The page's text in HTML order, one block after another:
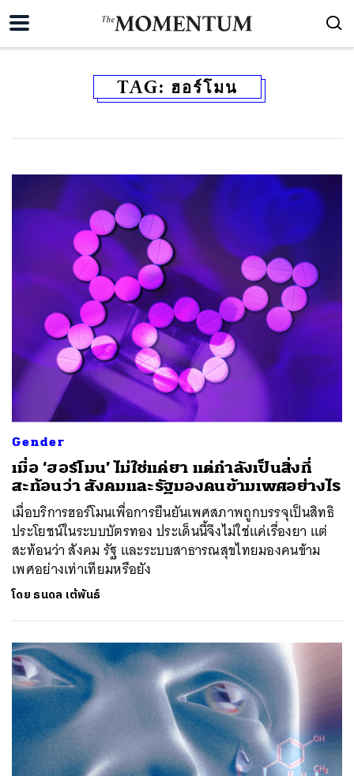
TAG: ฮอร์โมน
Gender
เมื่อ ‘ฮอร์โมน’ ไม่ใช่แค่ยา แต่กำลังเป็นสิ่งที่
สะท้อนว่า สังคมและรัฐมองคนข้ามเพศอย่างไร
เมื่อบริการฮอร์โมนเพื่อการยืนยันเพศสภาพถูกบรรจุเป็นสิทธิ
ประโยชน์ในระบบบัตรทอง ประเด็นนี้จึงไม่ใช่แค่เรื่องยา แต่
สะท้อนว่า สังคม รัฐ และระบบสาธารณสุขไทยมองคนข้าม
เพศอย่างเท่าเทียมหรือยัง
โดย ธนดล เต้พันธ์